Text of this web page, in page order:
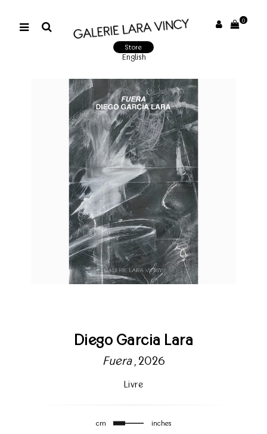
0
Store
English
Diego Garcia Lara
Fuera, 2026
Livre
cm inches